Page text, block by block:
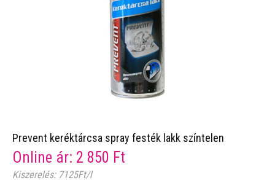
Prevent keréktárcsa spray festék lakk színtelen
Online ár: 2 850 Ft
Kiszerelés: 7125Ft/l